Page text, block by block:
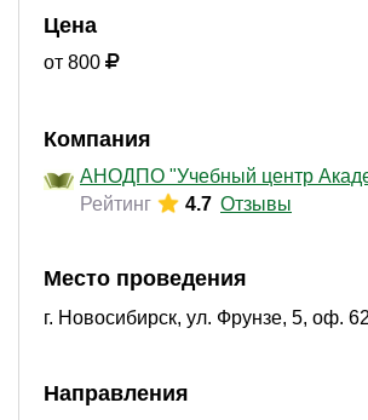
Цена
от 800
Компания
АНОДПО "Учебный центр
Рейтинг
4.7 Отзывы
Место проведения
г. Новосибирск, ул. Фрунзе, 5, оф.
Направления